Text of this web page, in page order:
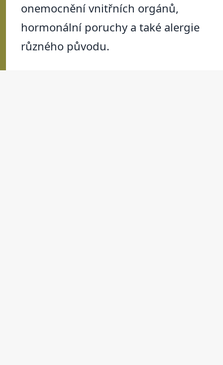
onemocnění vnitřních orgánů,
hormonální poruchy a také alergie
různého původu.